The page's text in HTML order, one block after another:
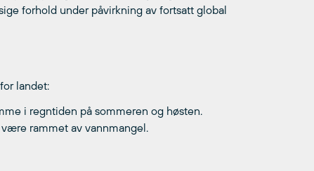
forhold under påvirkning av fortsatt global
landet:
i regntiden på sommeren og høsten.
rammet av vannmangel.